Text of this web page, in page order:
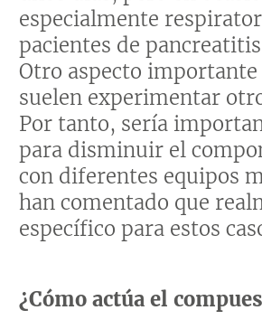
especialmente
pacientes de
Otro aspecto
suelen experimentar
Por tanto, sería
para disminuir el
con diferentes equipos
han comentado que
específico para estos
¿Cómo actúa el